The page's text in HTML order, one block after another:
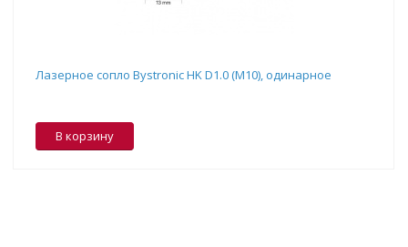
Лазерное сопло Bystronic HK D1.0 (M10), одинарное
В корзину